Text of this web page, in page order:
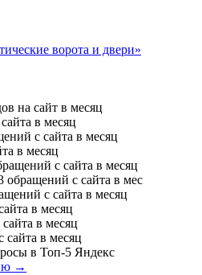
ворота и двери»
на сайт в месяц
в месяц
с сайта в месяц
в месяц
с сайта в месяц
обращений с сайта в мес
с сайта в месяц
в месяц
в месяц
сайта в месяц
в Топ-5 Яндекс
→